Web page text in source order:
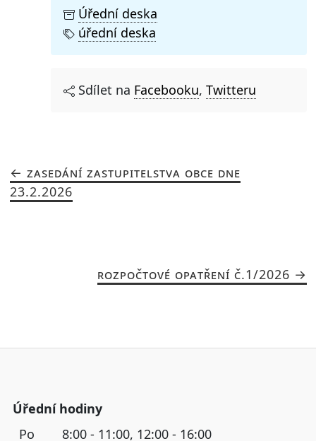
Úřední deska
úřední deska
Sdílet na Facebooku, Twitteru
ZASEDÁNÍ ZASTUPITELSTVA OBCE DNE
23.2.2026
ROZPOČTOVÉ OPATŘENÍ Č.1/2026
Úřední hodiny
Po
8:00 - 11:00, 12:00 - 16:00